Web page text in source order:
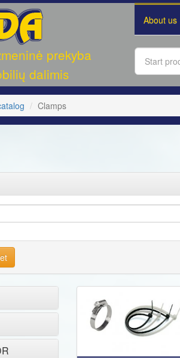
prekyba
dalimis
About us
Clamps